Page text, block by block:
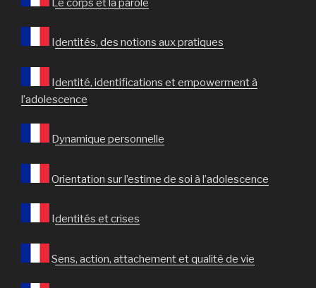
Identités, des notions aux pratiques
Identité, identifications et empowerment à
l’adolescence
Dynamique personnelle
Orientation sur l’estime de soi à l’adolescence
Identités et crises
Sens, action, attachement et qualité de vie